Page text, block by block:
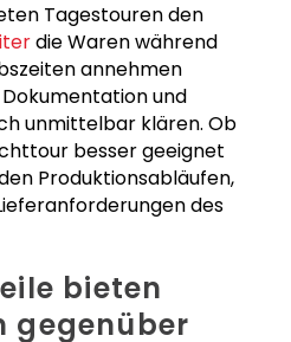
Tagestouren den
die Waren während
annehmen
und
unmittelbar klären. Ob
besser geeignet
Produktionsabläufen,
des
bieten
gegenüber